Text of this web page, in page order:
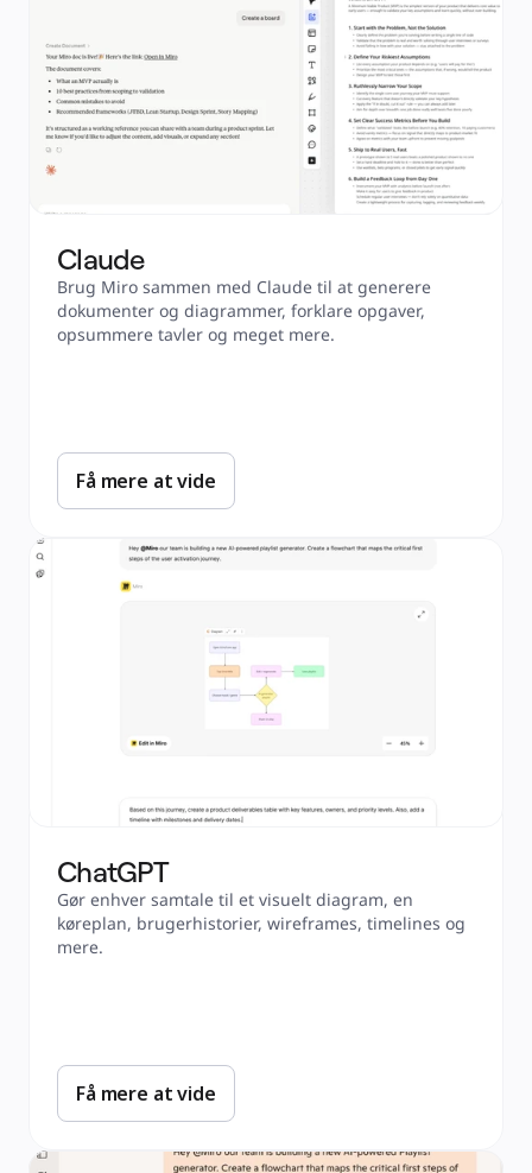
Claude
Brug Miro sammen med Claude til at generere
dokumenter og diagrammer, forklare opgaver,
opsummere tavler og meget mere.
Få mere at vide
ChatGPT
Gør enhver samtale til et visuelt diagram, en
køreplan, brugerhistorier, wireframes, timelines og
mere.
Få mere at vide